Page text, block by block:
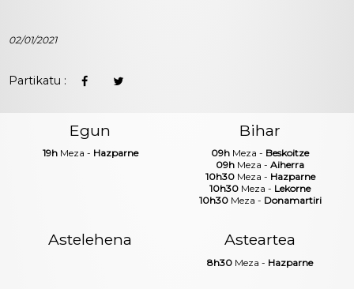
02/01/2021
Partikatu :
Egun
19hMeza - Hazparne
Bihar
09h Meza - Beskoitze
09h Meza -Aiherra
10h30Meza - Hazparne
10h30 Meza - Lekorne
10h30Meza - Donamartiri
Astelehena Asteartea
8h30 Meza - Hazparne